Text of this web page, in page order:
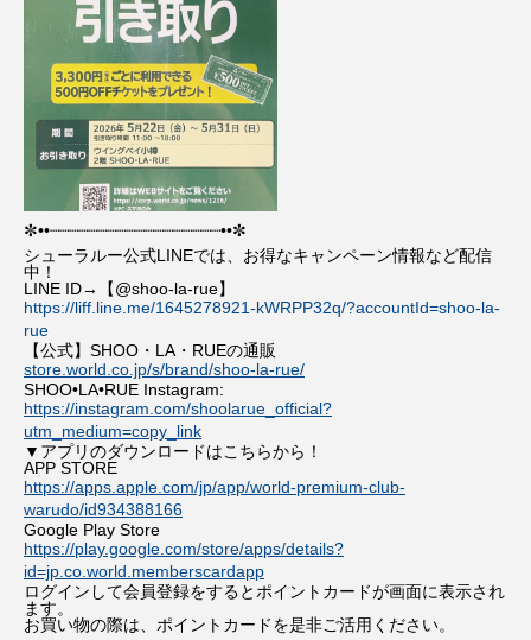
✼••┈┈┈┈┈┈┈┈┈┈┈┈┈┈┈┈┈┈••✼
シューラルー公式LINEでは、お得なキャンペーン情報など配信
中！
LINE ID→【@shoo-la-rue】
https://liff.line.me/1645278921-kWRPP32q/?accountId=shoo-la-
rue
【公式】SHOO・LA・RUEの通販
store.world.co.jp/s/brand/shoo-la-rue/
SHOO•LA•RUE Instagram:
https://instagram.com/shoolarue_official?
utm_medium=copy_link
▼アプリのダウンロードはこちらから！
APP STORE
https://apps.apple.com/jp/app/world-premium-club-
warudo/id934388166
Google Play Store
https://play.google.com/store/apps/details?
id=jp.co.world.memberscardapp
ログインして会員登録をするとポイントカードが画面に表示され
ます。
お買い物の際は、ポイントカードを是非ご活用ください。